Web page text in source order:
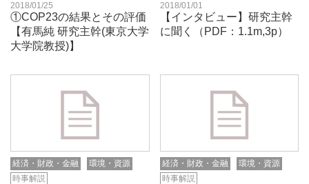
2018/01/25
①COP23の結果とその評価
【有馬純 研究主幹(東京大学
大学院教授)】
2018/01/01
【インタビュー】研究主幹
に聞く（PDF：1.1m,3p）
経済・財政・金融
環境・資源
時事解説
経済・財政・金融
環境・資源
時事解説